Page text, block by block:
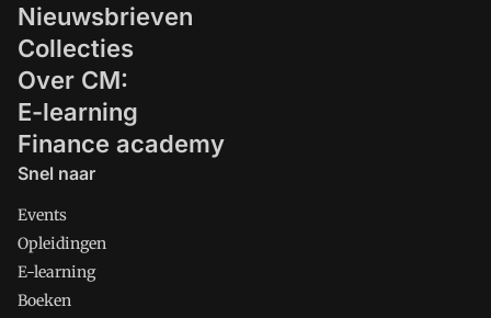
Nieuwsbrieven
Collecties
Over CM:
E-learning
Finance academy
Snel naar
Events
Opleidingen
E-learning
Boeken